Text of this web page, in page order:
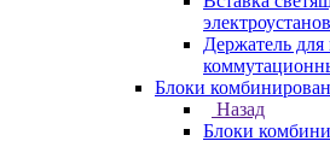
Держатель
Блоки
Назад
Блоки